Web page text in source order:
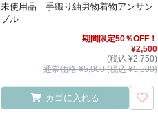
未使用品 手織り紬男物着物アンサン
ブル
期間限定50％OFF！
¥2,500
(税込 ¥2,750)
通常価格 ¥5,000 (税込 ¥5,500)
カゴに入れる